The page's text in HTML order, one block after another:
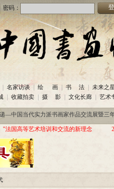
密码：
名家访谈 绘 画 书 法
未来之
收藏拍卖 摄 影 文化长廊 艺术
伴 (2020-10-26)
服务咨询热线
当代实力派书画家作品交流展暨三年帮助100位贫困儿童行动
伴(2020-10-26)
服务咨询热线
(2020-06-26)
当代实力派书画家作品交流展暨三年帮助100位贫困儿童行动
"法国高等艺术培训和交流的新理念